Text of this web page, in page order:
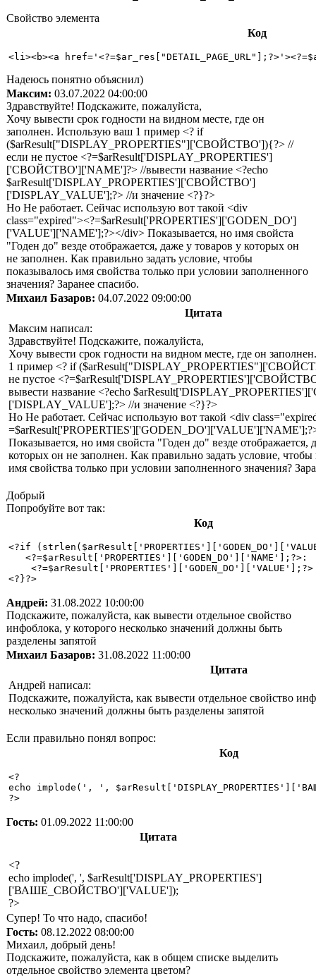
Свойство элемента
Код
<li><b><a
Надеюсь понятно объяснил)
Максим: 03.07.2022 04:00:00
Здравствуйте! Подскажите, пожалуйста,
Хочу вывести срок годности на видном месте, где он
заполнен. Использую ваш 1 пример <? if
($arResult["DISPLAY_PROPERTIES"]['СВОЙСТВО']){?> //
если не пустое <?=$arResult['DISPLAY_PROPERTIES']
['СВОЙСТВО']['NAME']?> //вывести название <?echo
$arResult['DISPLAY_PROPERTIES']['СВОЙСТВО']
['DISPLAY_VALUE'];?> //и значение <?}?>
Но Не работает. Сейчас использую вот такой <div
class="expired"><?=$arResult['PROPERTIES']['GODEN_DO']
['VALUE']['NAME'];?></div> Показывается, но имя свойста
"Годен до" везде отображается, даже у товаров у которых он
не заполнен. Как правильно задать условие, чтобы
показывалось имя свойства только при условии заполненного
значения? Заранее спасибо.
Михаил Базаров: 04.07.2022 09:00:00
Цитата
Максим написал:
Здравствуйте! Подскажите, пожалуйста,
Хочу вывести срок годности на видном месте, где он
1 пример <? if
не пустое
вывести название <?echo
['DISPLAY_VALUE'];?> //и значение <?}?>
Но Не работает. Сейчас использую вот такой <div
Показывается, но имя свойста "Годен до" везде отображается,
которых он не заполнен. Как правильно задать условие, чтобы
имя свойства только при условии заполненного значения?
Добрый
Попробуйте вот так:
Код
<?if
<?=$arResult['PROPERTIES']['GODEN_DO']['NAME'];?>:
<?=$arResult['PROPERTIES']['GODEN_DO']['VALUE'];?>
Андрей: 31.08.2022 10:00:00
Подскажите, пожалуйста, как вывести отдельное свойство
инфоблока, у которого несколько значений должны быть
разделены запятой
Михаил Базаров: 31.08.2022 11:00:00
Цитата
Андрей написал:
Подскажите, пожалуйста, как вывести отдельное свойство
несколько значений должны быть разделены запятой
Если правильно понял вопрос:
Код
<?
echo implode(', ',
Гость: 01.09.2022 11:00:00
Цитата
<?
echo implode(', ', $arResult['DISPLAY_PROPERTIES']
['ВАШЕ_СВОЙСТВО']['VALUE']);
?>
Супер! То что надо, спасибо!
Гость: 08.12.2022 08:00:00
Михаил, добрый день!
Подскажите, пожалуйста, как в общем списке выделить
отдельное свойство элемента цветом?